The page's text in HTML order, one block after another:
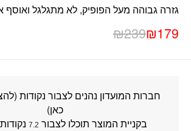
גזרה גבוהה מעל הפופיק, לא מתגלגל ואוסף
₪239₪179
חברות המועדון נהנים לצבור נקודות
כאן)
בקניית המוצר תוכלו לצבור 7.2